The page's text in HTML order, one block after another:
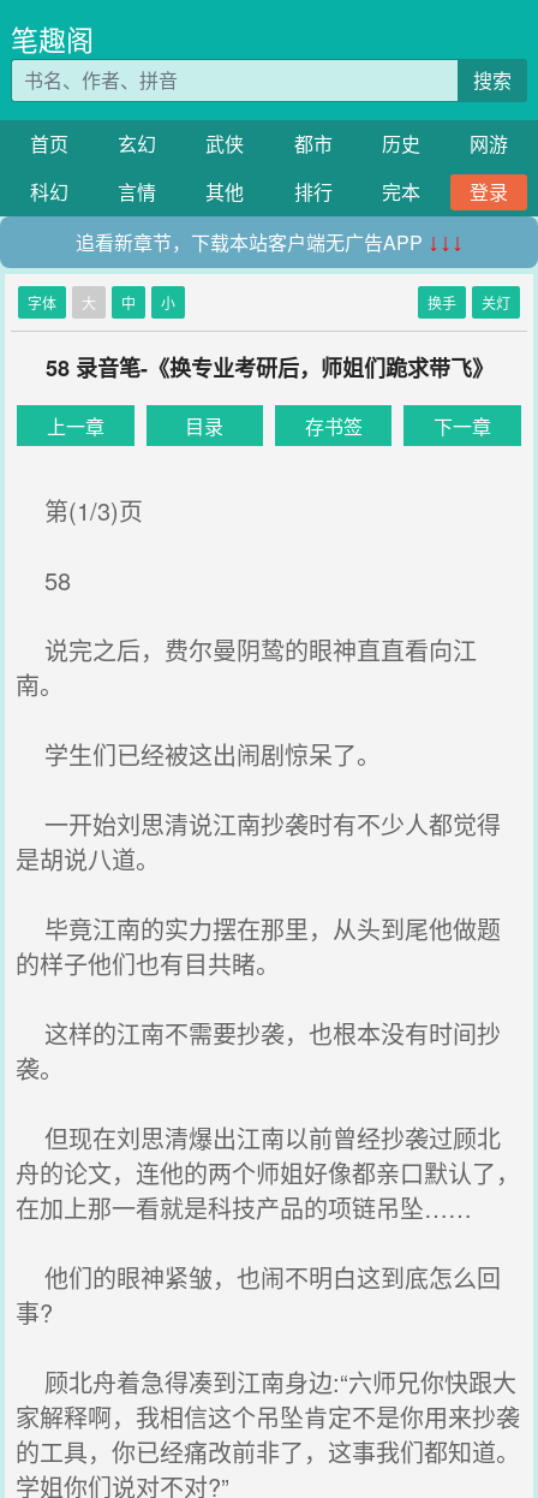
笔趣阁
搜索
首页 玄幻 武侠 都市 历史
网游
科幻
言情 其他 排行 完本
登录
追看新章节，下载本站客户端无广告APP ↓↓↓
字体 大 中 小 换手 关灯
58 录音笔-《换专业考研后，师姐们跪求带飞》
上一章 目录 存书签 下一章
第(1/3)页
58
说完之后，费尔曼阴鸷的眼神直直看向江
南。
学生们已经被这出闹剧惊呆了。
一开始刘思清说江南抄袭时有不少人都觉得
是胡说八道。
毕竟江南的实力摆在那里，从头到尾他做题
的样子他们也有目共睹。
这样的江南不需要抄袭，也根本没有时间抄
袭。
但现在刘思清爆出江南以前曾经抄袭过顾北
舟的论文，连他的两个师姐好像都亲口默认了，
在加上那一看就是科技产品的项链吊坠……
他们的眼神紧皱，也闹不明白这到底怎么回
事?
顾北舟着急得凑到江南身边:“六师兄你快跟大
家解释啊，我相信这个吊坠肯定不是你用来抄袭
的工具，你已经痛改前非了，这事我们都知道。
学姐你们说对不对?”